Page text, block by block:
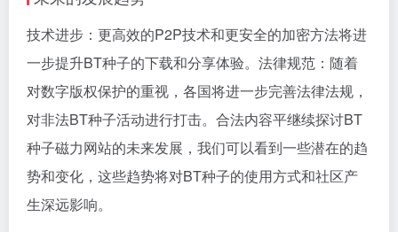
技术进步：更高效的P2P技术和更安全的加密方法将进
一步提升BT种子的下载和分享体验。法律规范：随着
对数字版权保护的重视，各国将进一步完善法律法规，
对非法BT种子活动进行打击。合法内容平继续探讨BT
种子磁力网站的未来发展，我们可以看到一些潜在的趋
势和变化，这些趋势将对BT种子的使用方式和社区产
生深远影响。